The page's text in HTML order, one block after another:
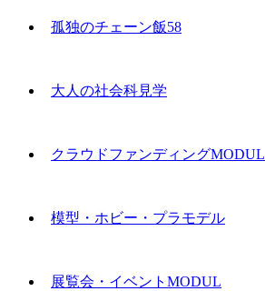
孤独のチェーン飯58
大人の社会科見学
クラウドファンディングMODUL
模型・ホビー・プラモデル
展覧会・イベントMODUL